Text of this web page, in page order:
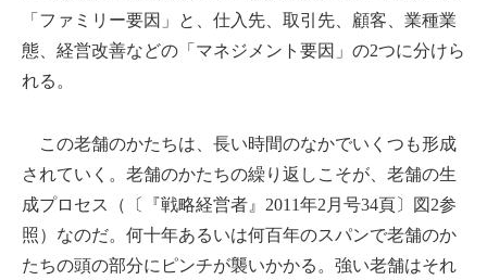
「ファミリー要因」と、仕入先、取引先、顧客、業種業
態、経営改善などの「マネジメント要因」の2つに分けら
れる。
この老舗のかたちは、長い時間のなかでいくつも形成
されていく。老舗のかたちの繰り返しこそが、老舗の生
成プロセス（〔『戦略経営者』2011年2月号34頁〕図2参
照）なのだ。何十年あるいは何百年のスパンで老舗のか
たちの頭の部分にピンチが襲いかかる。強い老舗はそれ